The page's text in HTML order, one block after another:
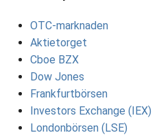
OTC-marknaden
Aktietorget
Cboe BZX
Dow Jones
Frankfurtbörsen
Investors Exchange (IEX)
Londonbörsen (LSE)